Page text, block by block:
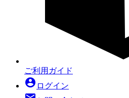
ご利用ガイド
account_circle ログイン